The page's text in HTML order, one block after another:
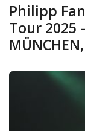
Philipp
Tour 2025